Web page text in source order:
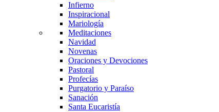
Infierno
Inspiracional
Mariología
Meditaciones
Navidad
Novenas
Oraciones y Devociones
Pastoral
Profecías
Purgatorio y Paraíso
Sanación
Santa Eucaristía